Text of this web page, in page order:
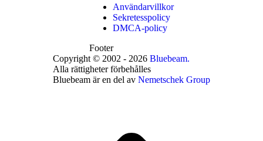
Copyright © 2002 - 2026 Bluebeam.
Alla rättigheter förbehålles
Bluebeam är en del av Nemetschek Group
Användarvillkor
Sekretesspolicy
DMCA-policy
Footer